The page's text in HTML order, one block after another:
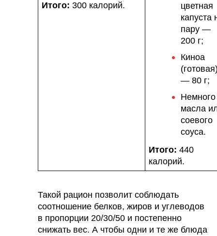
Итого: 300 калорий.
цветная
капуста
пару —
200 г;
Киноа
— 80 г;
Немного
масла
соевого
соуса.
Итого: 440
калорий.
Такой рацион позволит соблюдать
соотношение белков, жиров и углеводов
в пропорции 20/30/50 и постепенно
снижать вес. А чтобы одни и те же блюда